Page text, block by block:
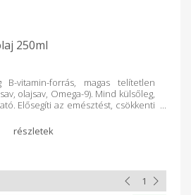
250ml
vitamin-forrás, magas telítetlen
olajsav, Omega-9). Mind külsőleg,
Elősegíti az emésztést, csökkenti
számos masszázsolajnak és
de önmagában is használható,
a hidegen sajtolt olajokat
radiátor stb.) védett, hűvös helyen